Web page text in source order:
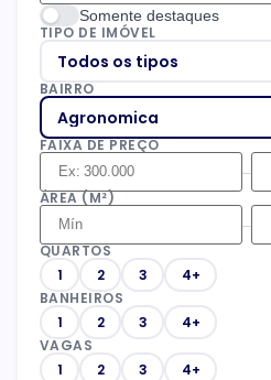
Somente destaques
TIPO DE IMÓVEL
Todos os tipos
BAIRRO
Agronomica
FAIXA DE PREÇO
–
ÁREA (M²)
–
QUARTOS
1
2 3
4+
BANHEIROS
1
2 3
4+
VAGAS
1
2 3
4+